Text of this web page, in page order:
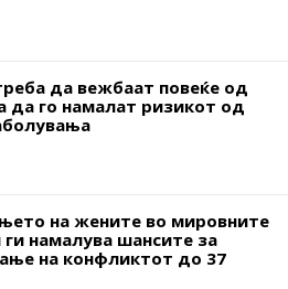
да вежбаат повеќе од
да го намалат ризикот од
на жените во мировните
намалува шансите за
на конфликтот до 37